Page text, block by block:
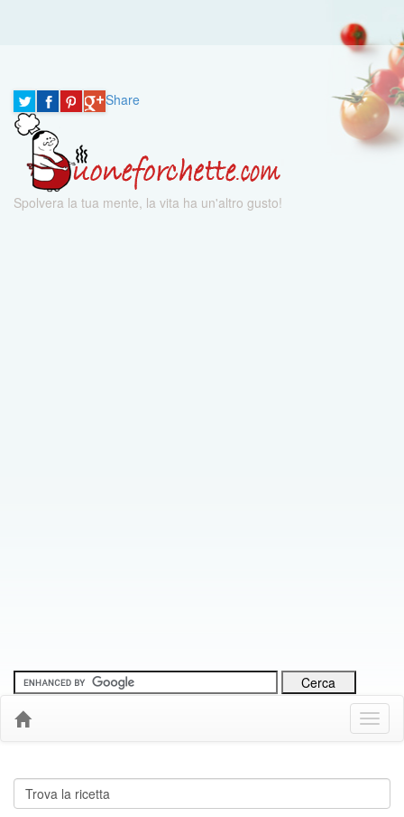
Share
Spolvera la tua mente, la vita ha un'altro gusto!
Menu
Down
Cerca